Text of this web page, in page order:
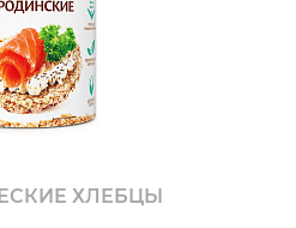
ХЛЕБЦЫ